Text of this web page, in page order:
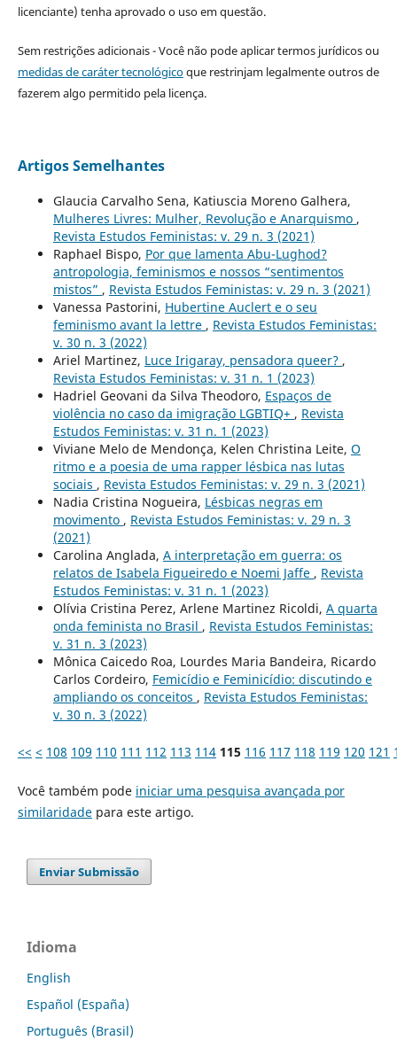
licenciante) tenha aprovado o uso em questão.
Sem restrições adicionais - Você não pode aplicar termos jurídicos ou
medidas de caráter tecnológicoque restrinjam legalmente outros de
fazerem algo permitido pela licença.
Artigos Semelhantes
Glaucia Carvalho Sena, Katiuscia Moreno Galhera,
Mulheres Livres: Mulher, Revolução e Anarquismo ,
Revista Estudos Feministas: v. 29 n. 3 (2021)
Raphael Bispo, Por que lamenta Abu-Lughod?
antropologia, feminismos e nossos “sentimentos
mistos” , Revista Estudos Feministas: v. 29 n. 3 (2021)
Vanessa Pastorini, Hubertine Auclert e o seu
feminismo avant la lettre , Revista Estudos Feministas:
v. 30 n. 3 (2022)
Ariel Martinez, Luce Irigaray, pensadora queer? ,
Revista Estudos Feministas: v. 31 n. 1 (2023)
Hadriel Geovani da Silva Theodoro, Espaços de
violência no caso da imigração LGBTIQ+ , Revista
Estudos Feministas: v. 31 n. 1 (2023)
Viviane Melo de Mendonça, Kelen Christina Leite, O
ritmo e a poesia de uma rapper lésbica nas lutas
sociais , Revista Estudos Feministas: v. 29 n. 3 (2021)
Nadia Cristina Nogueira, Lésbicas negras em
movimento , Revista Estudos Feministas: v. 29 n. 3
(2021)
Carolina Anglada, A interpretação em guerra: os
relatos de Isabela Figueiredo e Noemi Jaffe , Revista
Estudos Feministas: v. 31 n. 1 (2023)
Olívia Cristina Perez, Arlene Martinez Ricoldi, A quarta
onda feminista no Brasil , Revista Estudos Feministas:
v. 31 n. 3 (2023)
Mônica Caicedo Roa, Lourdes Maria Bandeira, Ricardo
Carlos Cordeiro, Femicídio e Feminicídio: discutindo e
ampliando os conceitos , Revista Estudos Feministas:
v. 30 n. 3 (2022)
<< < 108 109 110 111 112 113 114 115 116 117 118 119 120 121
Você também pode iniciar uma pesquisa avançada por
similaridadepara este artigo.
Enviar Submissão
Idioma
English
Español (España)
Português (Brasil)